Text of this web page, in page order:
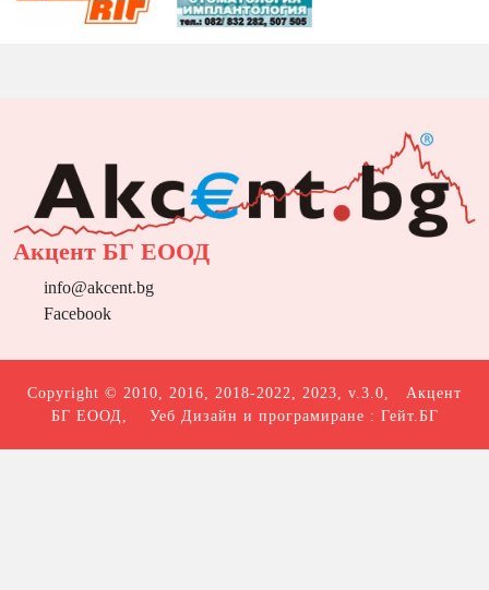
Акцент БГ ЕООД
info@akcent.bg
Facebook
Copyright © 2010, 2016, 2018-2022, 2023, v.3.0, Акцент
БГ ЕООД , Уеб Дизайн и програмиране : Гейт.БГ